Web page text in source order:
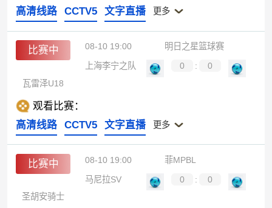
高清线路
CCTV5 文字直播 更多
比赛中 08-10 19:00
明日之星篮球赛
上海李宁之队
0 :
0
瓦雷泽U18
观看比赛：
高清线路
CCTV5 文字直播 更多
比赛中 08-10 19:00
菲MPBL
马尼拉SV
0 :
0
圣胡安骑士